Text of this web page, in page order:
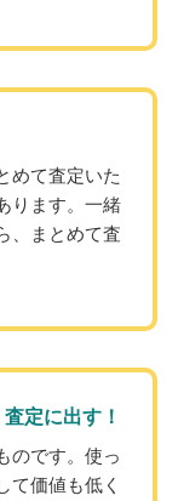
めて査定いた
ります。一緒
、まとめて査
定に出す！
のです。使っ
て価値も低く